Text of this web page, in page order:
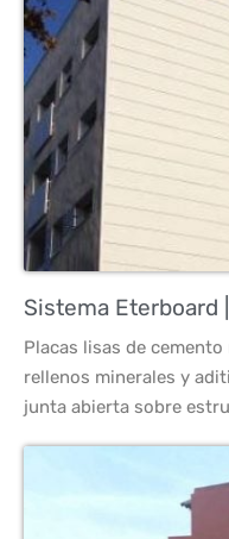
Sistema Eterboard
Placas lisas de
rellenos minerales y
junta abierta sobre